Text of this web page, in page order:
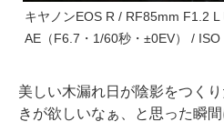
キヤノンEOS R / RF85mm F1.2 L
AE（F6.7・1/60秒・±0EV） / ISO
美しい木漏れ日が陰影をつく
きが欲しいなぁ、と思った瞬